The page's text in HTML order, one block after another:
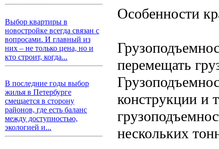
Выбор квартиры в
новостройке всегда связан с
вопросами. И главный из
них – не только цена, но и
кто строит, когда...
В последние годы выбор
жилья в Петербурге
смещается в сторону
районов, где есть баланс
между доступностью,
экологией и...
Особенности
перемещать
конструкции и
нескольких